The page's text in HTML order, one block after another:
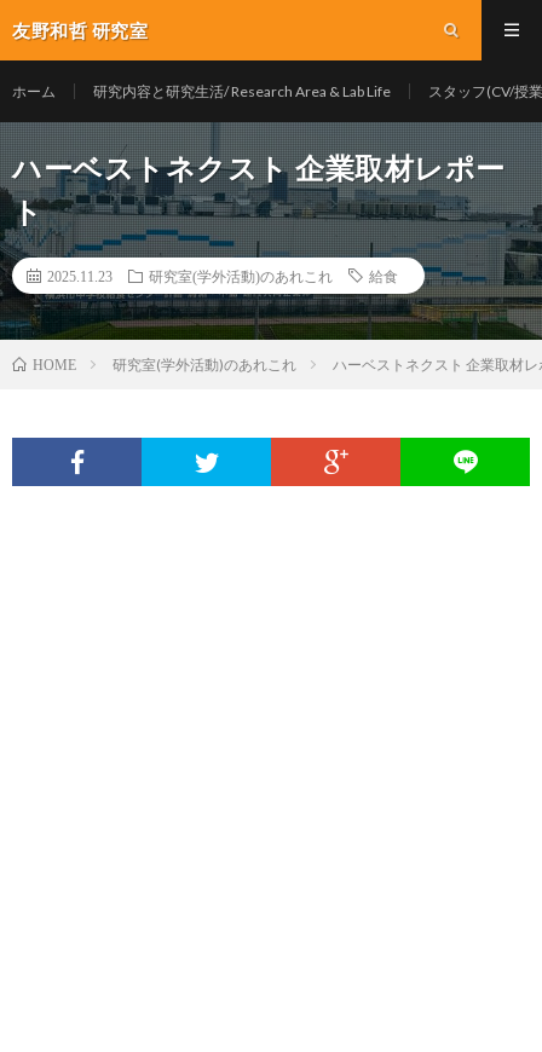
友野和哲 研究室
ホーム 研究内容と研究生活/ Research Area & Lab Life スタッフ(CV/授
ハーベストネクスト 企業取材レポー
ト
2025.11.23 研究室(学外活動)のあれこれ 給食
HOME 研究室(学外活動)のあれこれ ハーベストネクスト 企業取材